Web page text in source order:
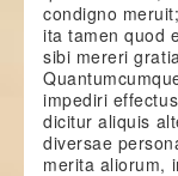
condigno
ita tamen quod
sibi mereri
impediri
dicitur aliquis
diversae
merita aliorum,